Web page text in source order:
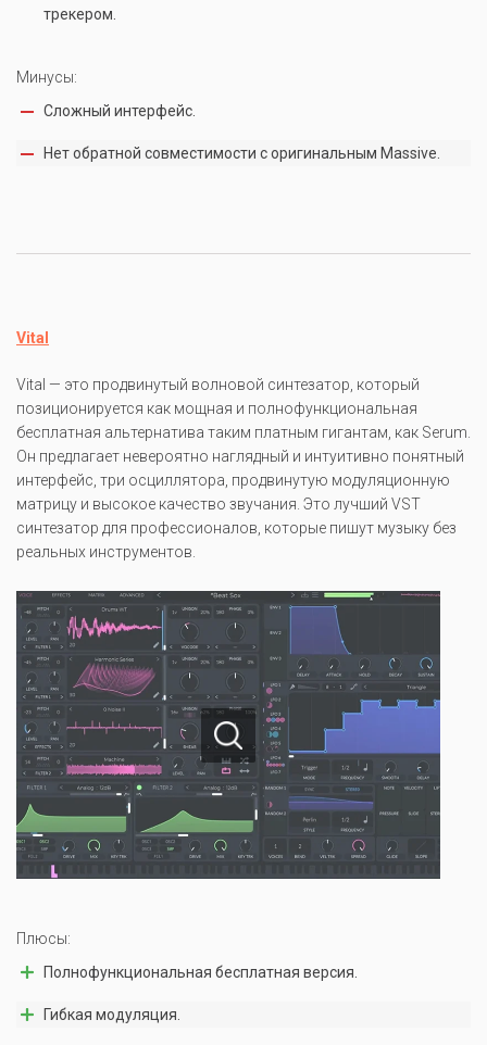
трекером.
Минусы:
Сложный интерфейс.
Нет обратной совместимости с оригинальным Massive.
Vital
Vital — это продвинутый волновой синтезатор, который
позиционируется как мощная и полнофункциональная
бесплатная альтернатива таким платным гигантам, как Serum.
Он предлагает невероятно наглядный и интуитивно понятный
интерфейс, три осциллятора, продвинутую модуляционную
матрицу и высокое качество звучания. Это лучший VST
синтезатор для профессионалов, которые пишут музыку без
реальных инструментов.
Плюсы:
Полнофункциональная бесплатная версия.
Гибкая модуляция.